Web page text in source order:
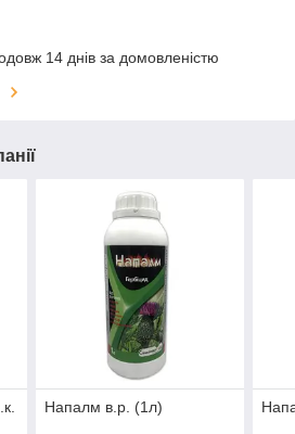
14 днів за домовленістю
Напалм в.р. (1л)